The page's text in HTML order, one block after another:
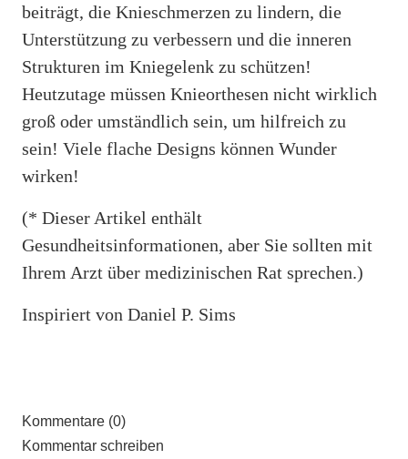
beiträgt, die Knieschmerzen zu lindern, die
Unterstützung zu verbessern und die inneren
Strukturen im Kniegelenk zu schützen!
Heutzutage müssen Knieorthesen nicht wirklich
groß oder umständlich sein, um hilfreich zu
sein! Viele flache Designs können Wunder
wirken!
(* Dieser Artikel enthält
Gesundheitsinformationen, aber Sie sollten mit
Ihrem Arzt über medizinischen Rat sprechen.)
Inspiriert von Daniel P. Sims
Kommentare (0)
Kommentar schreiben